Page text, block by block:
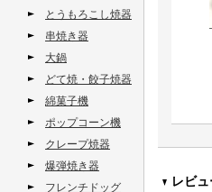
とうもろこし焼器
串焼き器
大鍋
どて焼・餃子焼器
綿菓子機
ポップコーン機
クレープ焼器
爆弾焼き器
フレンチドッグ
レビュ